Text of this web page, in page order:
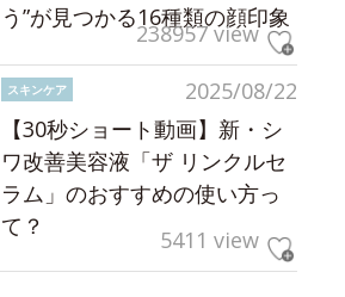
う”が見つかる16種類の顔印象
238957 view
2025/08/22
スキンケア
【30秒ショート動画】新・シ
ワ改善美容液「ザ リンクルセ
ラム」のおすすめの使い方っ
て？
5411 view